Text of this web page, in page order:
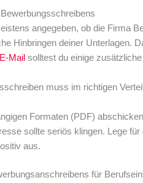
angegeben, ob die Firma
Hinbringen deiner Unterlagen.
Mail solltest du einige
muss im richtigen
Formaten (PDF)
sollte seriös klingen. Lege
aus.
für